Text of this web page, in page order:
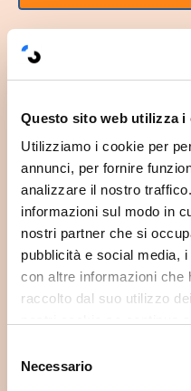
Questo sito web utilizza i
Utilizziamo i cookie per
annunci, per fornire
analizzare il nostro
informazioni sul modo in
nostri partner che si
pubblicità e social media,
con altre informazioni che
raccolto dal suo utilizzo
delNecessario
Soluzioni
di
Impara le strategie
preoccupazioni e
con maggiore
6 Video Lezioni | 3
Accesso sempre
PC e TV
A soli 27€
SMETTI DI